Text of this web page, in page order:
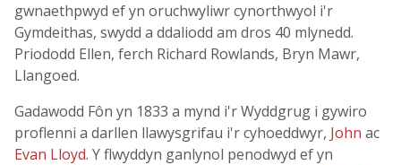
gwnaethpwyd ef yn oruchwyliwr cynorthwyol i'r
Gymdeithas, swydd a ddaliodd am dros 40 mlynedd.
Priododd Ellen, ferch Richard Rowlands, Bryn Mawr,
Llangoed.
Gadawodd Fôn yn 1833 a mynd i'r Wyddgrug i gywiro
proflenni a darllen llawysgrifau i'r cyhoeddwyr, John ac
Evan Lloyd. Y flwyddyn ganlynol penodwyd ef yn